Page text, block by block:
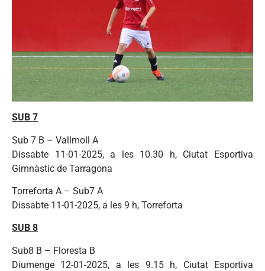
SUB 7
Sub 7 B – Vallmoll A
Dissabte 11-01-2025, a les 10.30 h, Ciutat Esportiva
Gimnàstic de Tarragona
Torreforta A – Sub7 A
Dissabte 11-01-2025, a les 9 h, Torreforta
SUB 8
Sub8 B – Floresta B
Diumenge 12-01-2025, a les 9.15 h, Ciutat Esportiva